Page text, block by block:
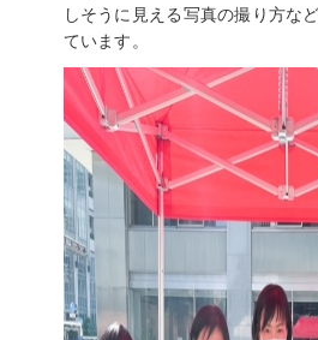
しそうに見える写真の撮り方な
ています。